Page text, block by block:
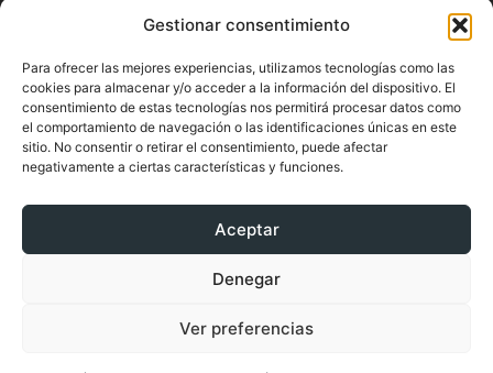
Gestionar consentimiento
Para ofrecer las mejores experiencias, utilizamos tecnologías como las
cookies para almacenar y/o acceder a la información del dispositivo. El
consentimiento de estas tecnologías nos permitirá procesar datos como
el comportamiento de navegación o las identificaciones únicas en este
sitio. No consentir o retirar el consentimiento, puede afectar
negativamente a ciertas características y funciones.
Aceptar
Denegar
Ver preferencias
Pyme.es es el portal web donde podrás mantenerte
actualizado de todas las noticias y novedades sobre la
economía en España y el mundo, así como donde podrás
conseguir toda la información necesaria sobre
emprendimiento.
SÍGUENOS